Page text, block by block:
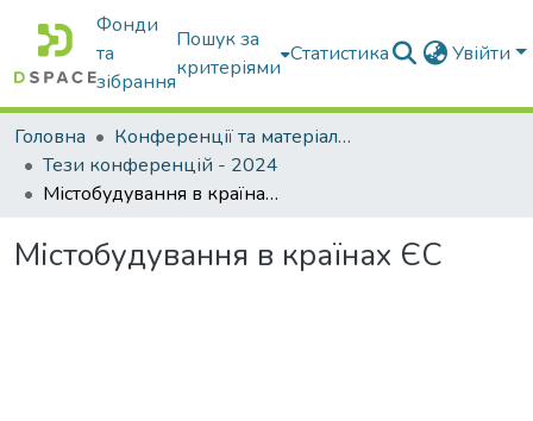
Фонди
та
зібрання
Пошук за
критеріями
Статистика Увійти
Головна
Конференції та матеріали конференцій
Тези конференцій - 2024
Містобудування в країнах ЄС
Містобудування в країнах ЄС